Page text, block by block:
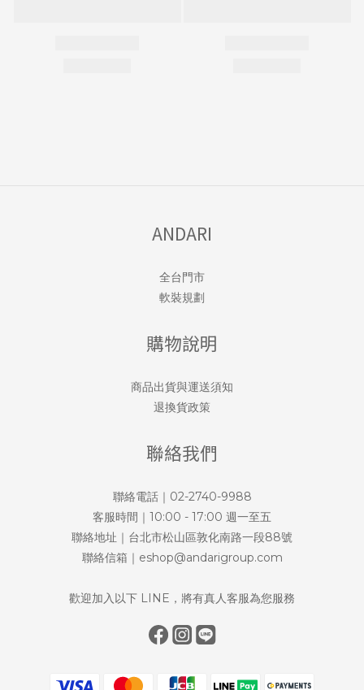
ANDARI
全台門市
軟裝規劃
購物說明
商品出貨與運送須知
退換貨政策
聯絡我們
聯絡電話｜02-2740-9988
客服時間｜10:00 - 17:00 週一至五
聯絡地址｜台北市松山區敦化南路一段88號
聯絡信箱｜eshop@andarigroup.com
歡迎加入以下 LINE，將有真人客服為您服務